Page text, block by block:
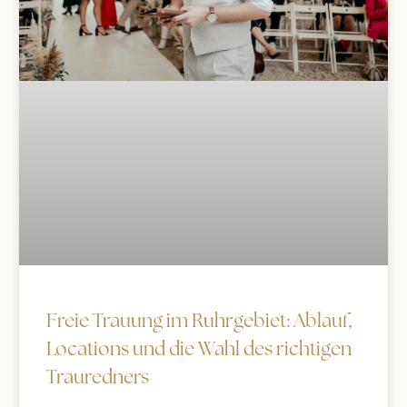
Freie Trauung im Ruhrgebiet: Ablauf,
Locations und die Wahl des richtigen
Trauredners